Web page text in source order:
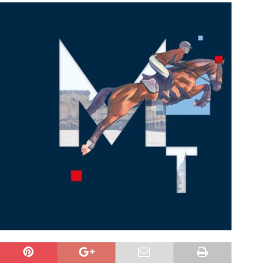
/ Öffentlichkeitsfahndung
BLAULICHTMELDUNGEN
BLAULICHTMELDUNGEN
BLAULICHTMELDUNGEN
– Militärischer Übungsplatz Dudenhofen / Speyer
UMWELT
spendet 10.000.- € an „Kinder unterm Regenbogen“
Blitzer / Geschwindigkeitsmessung für die KW 19 (05.05. –
Speyer / Brazzeltag
SPEYER